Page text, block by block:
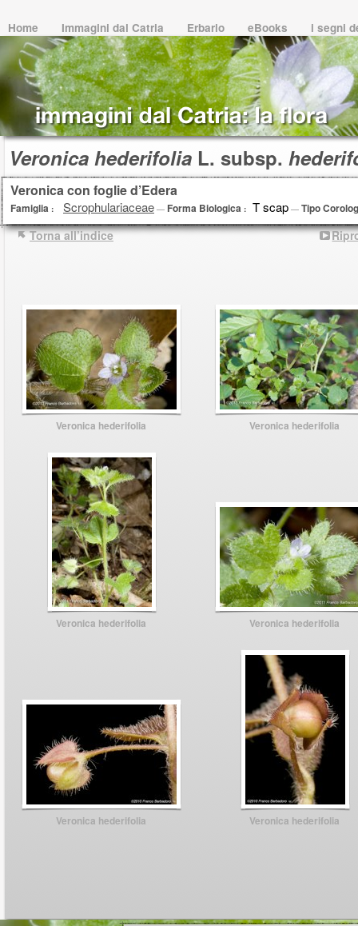
Home Immagini dal Catria Erbario eBooks i segni
Veronica con foglie d’Edera
Famiglia : Scrophulariaceae — Forma Biologica : T scap — Tipo
Veronica hederifolia Veronica hederifolia
Veronica hederifolia Veronica hederifolia
Veronica hederifolia Veronica hederifolia
Torna all’indice
Veronica hederifolia L. subsp.